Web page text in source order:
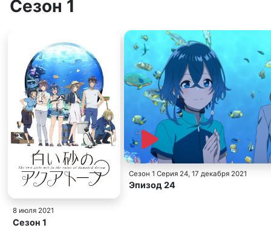
Сезон 1
8 июля 2021
Сезон 1
Сезон 1 Серия 24, 17 декабря 2021
Эпизод 24